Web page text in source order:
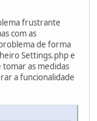
frustrante
com as
de forma
Settings.php e
as medidas
a funcionalidade